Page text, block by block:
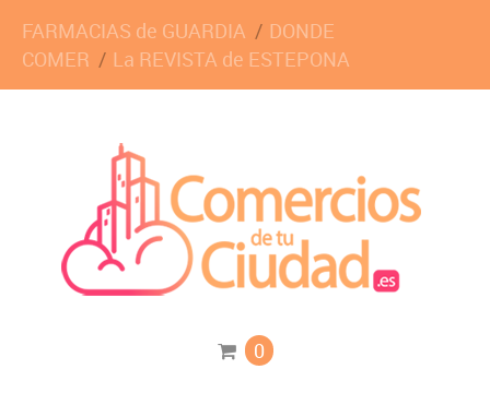
FARMACIAS de GUARDIA
DONDE
COMER
La REVISTA de ESTEPONA
0